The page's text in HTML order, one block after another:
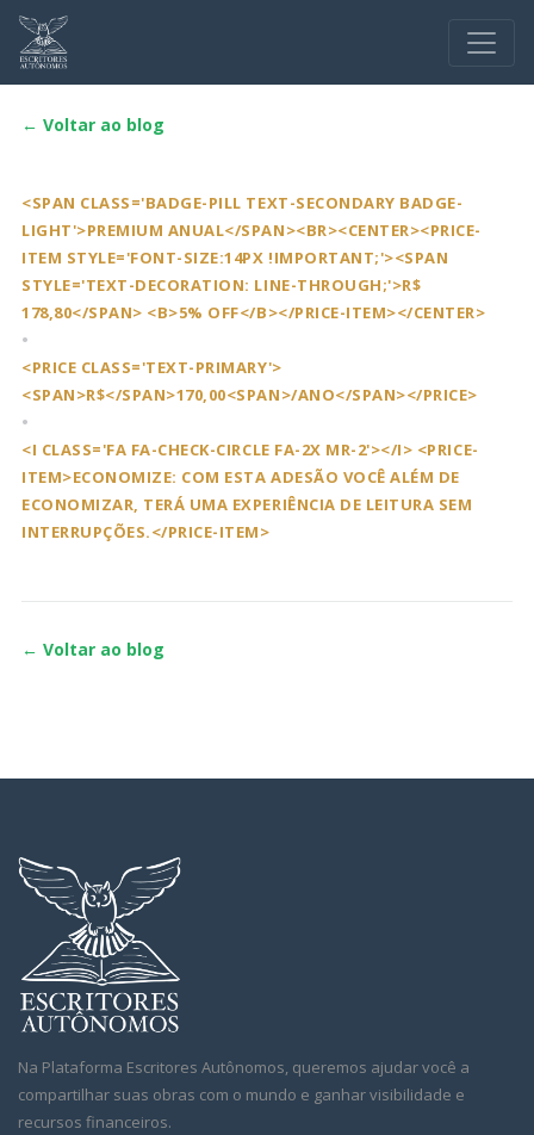
← Voltar ao blog
<SPAN CLASS='BADGE-PILL TEXT-SECONDARY BADGE-
LIGHT'>PREMIUM ANUAL</SPAN><BR><CENTER><PRICE-
ITEM STYLE='FONT-SIZE:14PX !IMPORTANT;'><SPAN
STYLE='TEXT-DECORATION: LINE-THROUGH;'>R$
178,80</SPAN> <B>5% OFF</B></PRICE-ITEM></CENTER>
•
<PRICE CLASS='TEXT-PRIMARY'>
<SPAN>R$</SPAN>170,00<SPAN>/ANO</SPAN></PRICE>
•
<I CLASS='FA FA-CHECK-CIRCLE FA-2X MR-2'></I> <PRICE-
ITEM>ECONOMIZE: COM ESTA ADESÃO VOCÊ ALÉM DE
ECONOMIZAR, TERÁ UMA EXPERIÊNCIA DE LEITURA SEM
INTERRUPÇÕES.</PRICE-ITEM>
← Voltar ao blog
Na Plataforma Escritores Autônomos, queremos ajudar você a
compartilhar suas obras com o mundo e ganhar visibilidade e
recursos financeiros.